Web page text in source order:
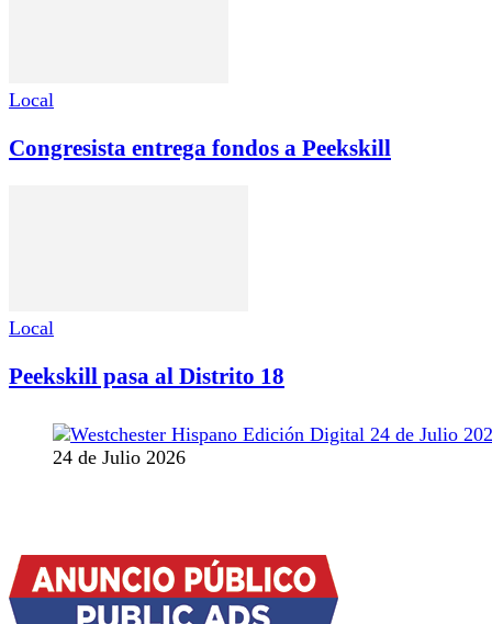
Local
Congresista entrega fondos a Peekskill
Local
Peekskill pasa al Distrito 18
24 de Julio 2026